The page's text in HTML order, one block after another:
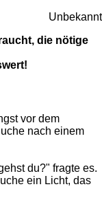
Unbekannt
die nötige
vor dem
nach einem
du?" fragte es.
ein Licht, das